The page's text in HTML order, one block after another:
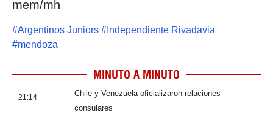
mem/mh
#Argentinos Juniors # Independiente Rivadavia
#mendoza
MINUTO A MINUTO
21:14
Chile y Venezuela oficializaron relaciones
consulares